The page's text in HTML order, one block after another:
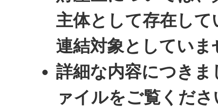
主体として存在し
連結対象としていま
詳細な内容につきま
ァイルをご覧くださ